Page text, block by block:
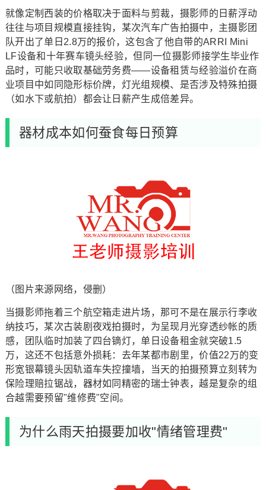
就像定制西装的价格取决于面料与剪裁，摄影师的日薪浮动
往往与项目规模直接挂钩，某次汽车广告拍摄中，主摄影团
队开出了单日2.8万的报价，这包含了他自带的ARRI Mini
LF设备和十年赛车镜头经验，但同一位摄影师接学生毕业作
品时，可能只收取基础劳务费——设备租赁与经验溢价在商
业项目中如同隐形标价牌，灯光组规模、是否涉及特殊拍摄
（如水下或航拍）都会让日薪产生成倍差异。
器材成本如何蚕食每日预算
（图片来源网络，侵删）
当摄影师拖着三个航空箱走进片场，那可不是在展示行李收
纳技巧，某次古装剧夜戏拍摄时，为呈现月光穿透纱帐的质
感，团队临时加装了四台镝灯，单日设备租金就突破1.5
万，这还不包括意外损耗：去年某都市剧里，价值22万的变
形宽银幕镜头因轨道车失控撞墙，当天的拍摄预算立刻转为
保险理赔拉锯战，器材如同精密的瑞士钟表，越是复杂的组
合越需要预留"维修费"空间。
为什么雨天拍摄要加收"情绪管理费"